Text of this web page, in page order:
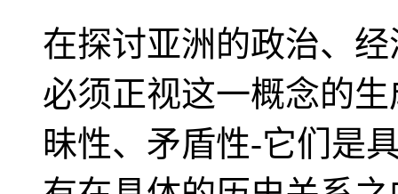
在探讨亚洲的政治、
必须正视这一概念的
昧性、矛盾性-它们是